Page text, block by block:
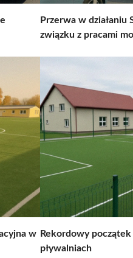
Przerwa w działaniu
związku z pracami
w Rekordowy
pływalniach